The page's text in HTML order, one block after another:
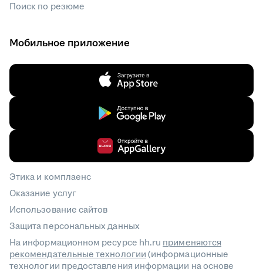
Поиск по резюме
Мобильное приложение
Этика и комплаенс
Оказание услуг
Использование сайтов
Защита персональных данных
На информационном ресурсе hh.ru применяются
рекомендательные технологии(информационные
технологии предоставления информации на основе